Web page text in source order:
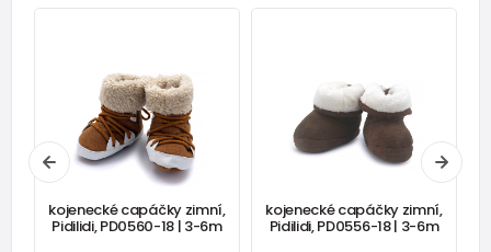
10,5 cm
13 cm 9/12 m.
kojenecké capáčky zimní,
Pidilidi, PD0560-18 | 3-6m
kojenecké capáčky zimní,
Pidilidi, PD0556-18 | 3-6m